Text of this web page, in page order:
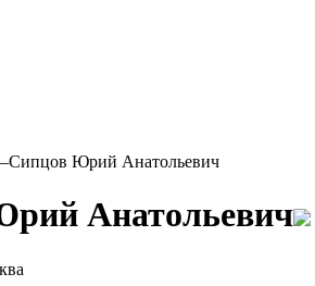
Сипцов Юрий Анатольевич
Анатольевич